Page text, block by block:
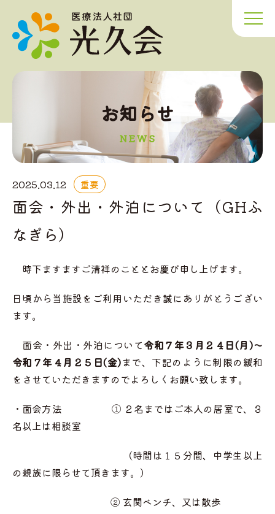
お知らせ
NEWS
2025.03.12 重要
面会・外出・外泊について（GHふ
なぎら）
時下ますますご清祥のこととお慶び申し上げます。
日頃から当施設をご利用いただき誠にありがとうござい
ます。
面会・外出・外泊について令和７年３月２４日(月)～
令和７年４月２５日(金)まで、下記のように制限の緩和
をさせていただきますのでよろしくお願い致します。
・面会方法 ① ２名まではご本人の居室で、３
名以上は相談室
（時間は１５分間、中学生以上
の親族に限らせて頂きます。）
② 玄関ベンチ、又は散歩